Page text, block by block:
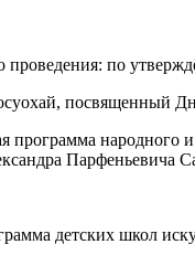
по
посвященный
народного
Парфеньевича
детских школ